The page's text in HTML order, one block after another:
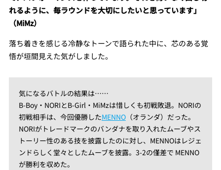
れるように、毎ラウンドを大切にしたいと思っています」
（MiMz）
落ち着きを感じる冷静なトーンで語られた中に、芯のある覚
悟が垣間見えた気がしました。
気になるバトルの結果は……
B-Boy・NORIとB-Girl・MiMzは惜しくも初戦敗退。NORIの
初戦相手は、今回優勝したMENNO（オランダ）だった。
NORIがトレードマークのバンダナを取り入れたムーブやス
トーリー性のある技を披露したのに対し、MENNOはレジェ
ンドらしく堂々としたムーブを披露。3-2の僅差で MENNO
が勝利を収めた。